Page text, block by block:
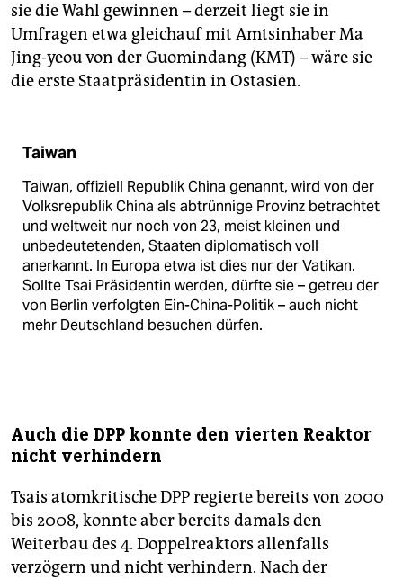
sie die Wahl gewinnen – derzeit liegt sie in
Umfragen etwa gleichauf mit Amtsinhaber Ma
Jing-yeou von der Guomindang (KMT) – wäre sie
die erste Staatpräsidentin in Ostasien.
Taiwan
Taiwan, offiziell Republik China genannt, wird von der
Volksrepublik China als abtrünnige Provinz betrachtet
und weltweit nur noch von 23, meist kleinen und
unbedeutetenden, Staaten diplomatisch voll
anerkannt. In Europa etwa ist dies nur der Vatikan.
Sollte Tsai Präsidentin werden, dürfte sie – getreu der
von Berlin verfolgten Ein-China-Politik – auch nicht
mehr Deutschland besuchen dürfen.
Auch die DPP konnte den vierten Reaktor
nicht verhindern
Tsais atomkritische DPP regierte bereits von 2000
bis 2008, konnte aber bereits damals den
Weiterbau des 4. Doppelreaktors allenfalls
verzögern und nicht verhindern. Nach der